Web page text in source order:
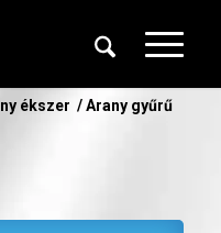
ékszer / Arany gyűrű